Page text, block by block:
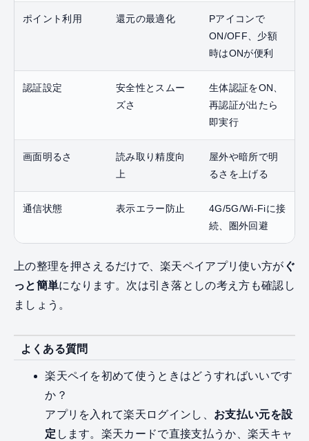
ポイント利用 還元の最適化
Pアイコンで
ON/OFF、少額
時はONが便利
認証設定
安全性とスムー
ズさ
生体認証をON、
再認証が出たら
即実行
画面明るさ
読み取り精度向
上
屋外や暗所で明
るさを上げる
通信状態 表示エラー防止
4G/5G/Wi‑Fiに接
続、圏外回避
上の整理を押さえるだけで、楽天ペイアプリ使い方が ぐ
っと簡単になります。次は引き落としの考え方も確認し
ましょう。
よくある質問
楽天ペイを初めて使うときはどうすればいいです
か？
アプリを入れて楽天ログインし、 お支払い元を設
定 します。楽天カードで直接支払うか、楽天キャ